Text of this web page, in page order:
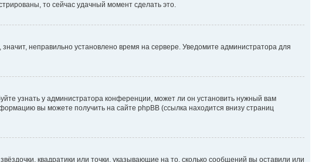
то сейчас удачный момент сделать это.
неправильно установлено время на сервере. Уведомите администратора для
узнать у администратора конференции, может ли он установить нужный вам
вы можете получить на сайте phpBB (ссылка находится внизу страниц
квадратики или точки, указывающие на то, сколько сообщений вы оставили или